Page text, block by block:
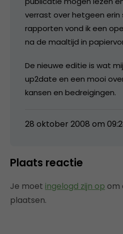
verrast over hetgeen erin
rapporten vond ik een
na de maaltijd in
De nieuwe editie is wat
up2date en een mooi
kansen en bedreigingen.
28 oktober 2008 om
Plaats reactie
Je moet ingelogd zijn op om
plaatsen.